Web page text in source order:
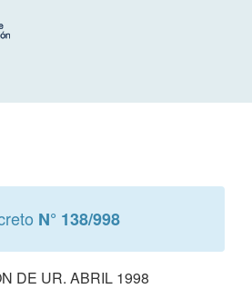
N° 138/998
DE UR. ABRIL 1998